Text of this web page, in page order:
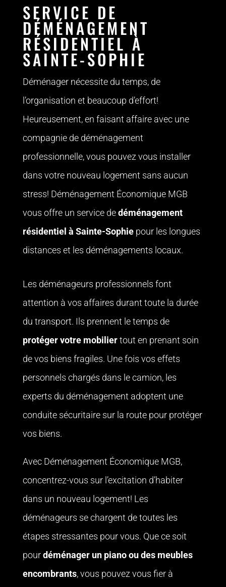
SERVICE DE
DÉMÉNAGEMENT
RÉSIDENTIEL À
SAINTE-SOPHIE
Déménager nécessite du temps, de
l’organisation et beaucoup d’effort!
Heureusement, en faisant affaire avec une
compagnie de déménagement
professionnelle, vous pouvez vous installer
dans votre nouveau logement sans aucun
stress! Déménagement Économique MGB
vous offre un service dedéménagement
résidentiel à Sainte-Sophiepour les longues
distances et les déménagements locaux.
Les déménageurs professionnels font
attention à vos affaires durant toute la durée
du transport. Ils prennent le temps de
protéger votre mobiliertout en prenant soin
de vos biens fragiles. Une fois vos effets
personnels chargés dans le camion, les
experts du déménagement adoptent une
conduite sécuritaire sur la route pour protéger
vos biens.
Avec Déménagement Économique MGB,
concentrez-vous sur l’excitation d’habiter
dans un nouveau logement! Les
déménageurs se chargent de toutes les
étapes stressantes pour vous. Que ce soit
pourdéménager un piano ou des meubles
encombrants, vous pouvez vous fier à